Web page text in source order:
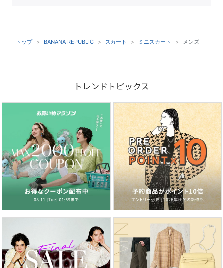
トップ BANANA REPUBLIC スカート ミニスカート メンズ
トレンドトピックス